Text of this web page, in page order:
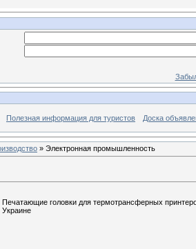
Полезная информация для туристов Доска
» Электронная промышленность
Печатающие головки для термотрансферных
Украине